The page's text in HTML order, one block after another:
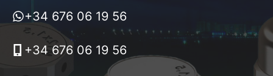
+34 676 06 19 56
+34 676 06 19 56